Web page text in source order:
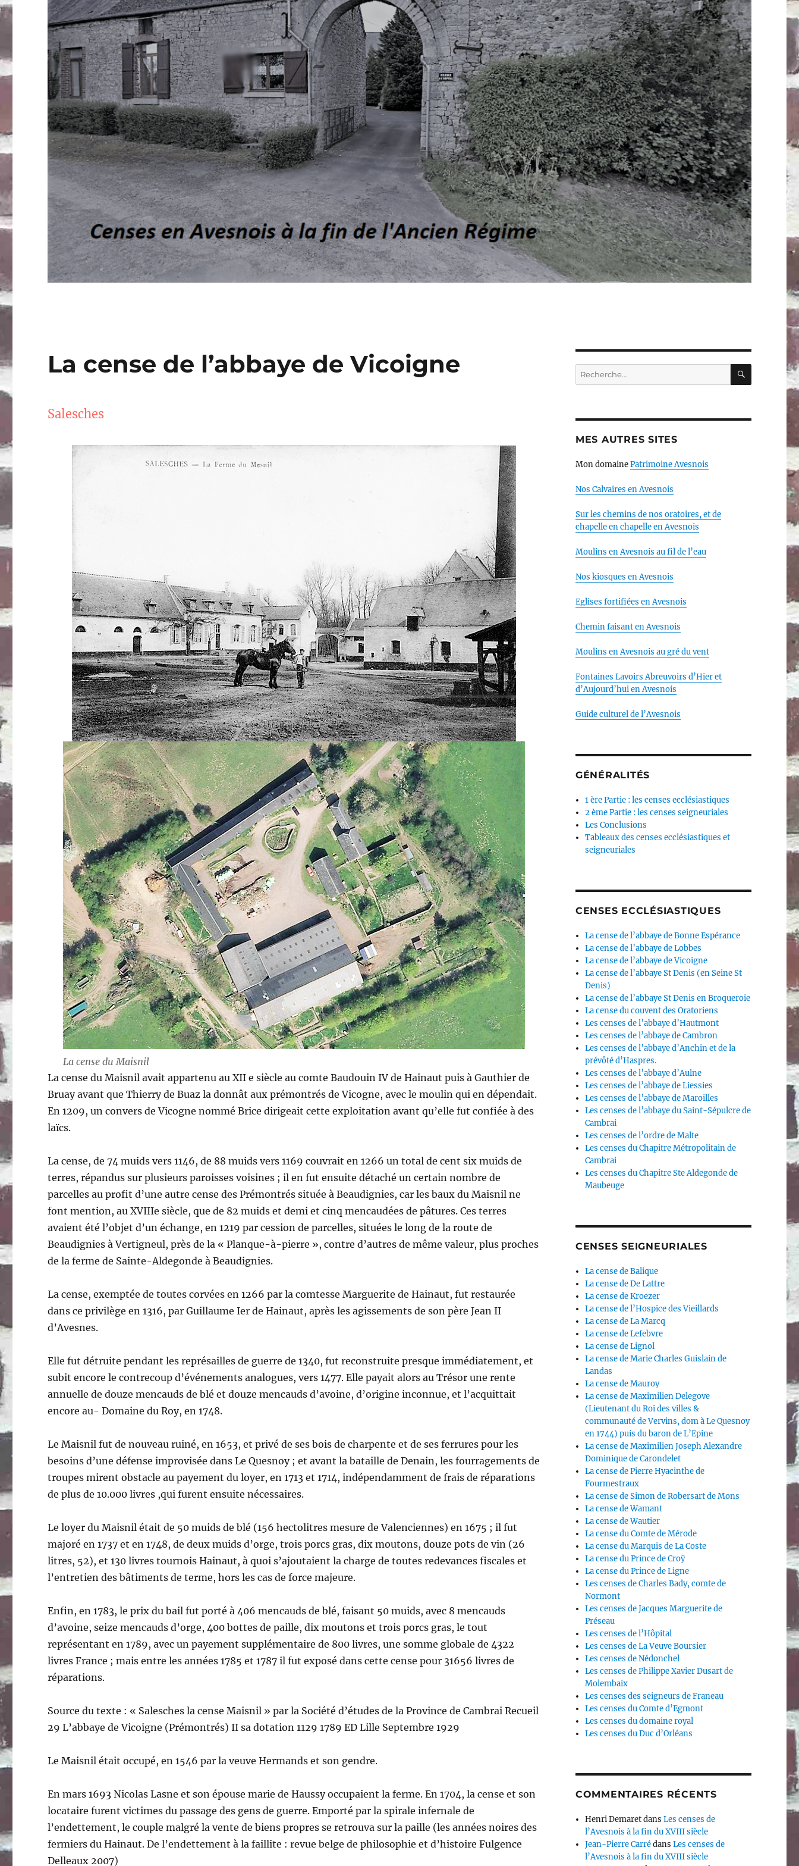
La cense de l’abbaye de Vicoigne
Salesches
La cense du Maisnil
La cense du Maisnil avait appartenu au XII e siècle au comte Baudouin IV de Hainaut puis à Gauthier de
Bruay avant que Thierry de Buaz la donnât aux prémontrés de Vicogne, avec le moulin qui en dépendait.
En 1209, un convers de Vicogne nommé Brice dirigeait cette exploitation avant qu’elle fut confiée à des
laïcs.
La cense, de 74 muids vers 1146, de 88 muids vers 1169 couvrait en 1266 un total de cent six muids de
terres, répandus sur plusieurs paroisses voisines ; il en fut ensuite détaché un certain nombre de
parcelles au profit d’une autre cense des Prémontrés située à Beaudignies, car les baux du Maisnil ne
font mention, au XVIIIe siècle, que de 82 muids et demi et cinq mencaudées de pâtures. Ces terres
avaient été l’objet d’un échange, en 1219 par cession de parcelles, situées le long de la route de
Beaudignies à Vertigneul, près de la « Planque-à-pierre », contre d’autres de même valeur, plus proches
de la ferme de Sainte-Aldegonde à Beaudignies.
La cense, exemptée de toutes corvées en 1266 par la comtesse Marguerite de Hainaut, fut restaurée
dans ce privilège en 1316, par Guillaume Ier de Hainaut, après les agissements de son père Jean II
d’Avesnes.
Elle fut détruite pendant les représailles de guerre de 1340, fut reconstruite presque immédiatement, et
subit encore le contrecoup d’événements analogues, vers 1477. Elle payait alors au Trésor une rente
annuelle de douze mencauds de blé et douze mencauds d’avoine, d’origine inconnue, et l’acquittait
encore au- Domaine du Roy, en 1748.
Le Maisnil fut de nouveau ruiné, en 1653, et privé de ses bois de charpente et de ses ferrures pour les
besoins d’une défense improvisée dans Le Quesnoy ; et avant la bataille de Denain, les fourragements de
troupes mirent obstacle au payement du loyer, en 1713 et 1714, indépendamment de frais de réparations
de plus de 10.000 livres ,qui furent ensuite nécessaires.
Le loyer du Maisnil était de 50 muids de blé (156 hectolitres mesure de Valenciennes) en 1675 ; il fut
majoré en 1737 et en 1748, de deux muids d’orge, trois porcs gras, dix moutons, douze pots de vin (26
litres, 52), et 130 livres tournois Hainaut, à quoi s’ajoutaient la charge de toutes redevances fiscales et
l’entretien des bâtiments de terme, hors les cas de force majeure.
Enfin, en 1783, le prix du bail fut porté à 406 mencauds de blé, faisant 50 muids, avec 8 mencauds
d’avoine, seize mencauds d’orge, 400 bottes de paille, dix moutons et trois porcs gras, le tout
représentant en 1789, avec un payement supplémentaire de 800 livres, une somme globale de 4322
livres France ; mais entre les années 1785 et 1787 il fut exposé dans cette cense pour 31656 livres de
réparations.
Source du texte : « Salesches la cense Maisnil » par la Société d’études de la Province de Cambrai Recueil
29 L’abbaye de Vicoigne (Prémontrés) II sa dotation 1129 1789 ED Lille Septembre 1929
Le Maisnil était occupé, en 1546 par la veuve Hermands et son gendre.
En mars 1693 Nicolas Lasne et son épouse marie de Haussy occupaient la ferme. En 1704, la cense et son
locataire furent victimes du passage des gens de guerre. Emporté par la spirale infernale de
l’endettement, le couple malgré la vente de biens propres se retrouva sur la paille (les années noires des
fermiers du Hainaut. De l’endettement à la faillite : revue belge de philosophie et d’histoire Fulgence
Delleaux 2007)
Recherche
pour :
MES AUTRES SITES
Mon domainePatrimoine Avesnois
Nos Calvaires en Avesnois
Sur les chemins de nos oratoires, et de
chapelle en chapelle en Avesnois
Moulins en Avesnois au fil de l’eau
Nos kiosques en Avesnois
Eglises fortifiées en Avesnois
Chemin faisant en Avesnois
Moulins en Avesnois au gré du vent
Fontaines Lavoirs Abreuvoirs d’Hier et
d’Aujourd’hui en Avesnois
Guide culturel de l’Avesnois
GÉNÉRALITÉS
1 ère Partie : les censes ecclésiastiques
2 ème Partie : les censes seigneuriales
Les Conclusions
Tableaux des censes ecclésiastiques et
seigneuriales
CENSES ECCLÉSIASTIQUES
La cense de l’abbaye de Bonne Espérance
La cense de l’abbaye de Lobbes
La cense de l’abbaye de Vicoigne
La cense de l’abbaye St Denis (en Seine St
Denis)
La cense de l’abbaye St Denis en Broqueroie
La cense du couvent des Oratoriens
Les censes de l’abbaye d’Hautmont
Les censes de l’abbaye de Cambron
Les censes de l’abbaye d’Anchin et de la
prévôté d’Haspres.
Les censes de l’abbaye d’Aulne
Les censes de l’abbaye de Liessies
Les censes de l’abbaye de Maroilles
Les censes de l’abbaye du Saint-Sépulcre de
Cambrai
Les censes de l’ordre de Malte
Les censes du Chapitre Métropolitain de
Cambrai
Les censes du Chapitre Ste Aldegonde de
Maubeuge
CENSES SEIGNEURIALES
La cense de Balique
La cense de De Lattre
La cense de Kroezer
La cense de l’Hospice des Vieillards
La cense de La Marcq
La cense de Lefebvre
La cense de Lignol
La cense de Marie Charles Guislain de
Landas
La cense de Mauroy
La cense de Maximilien Delegove
(Lieutenant du Roi des villes &
communauté de Vervins, dom à Le Quesnoy
en 1744) puis du baron de L’Epine
La cense de Maximilien Joseph Alexandre
Dominique de Carondelet
La cense de Pierre Hyacinthe de
Fourmestraux
La cense de Simon de Robersart de Mons
La cense de Wamant
La cense de Wautier
La cense du Comte de Mérode
La cense du Marquis de La Coste
La cense du Prince de Croÿ
La cense du Prince de Ligne
Les censes de Charles Bady, comte de
Normont
Les censes de Jacques Marguerite de
Préseau
Les censes de l’Hôpital
Les censes de La Veuve Boursier
Les censes de Nédonchel
Les censes de Philippe Xavier Dusart de
Molembaix
Les censes des seigneurs de Franeau
Les censes du Comte d’Egmont
Les censes du domaine royal
Les censes du Duc d’Orléans
COMMENTAIRES RÉCENTS
Henri DemaretdansLes censes de
l’Avesnois à la fin du XVIII siècle
Jean-Pierre CarrédansLes censes de
l’Avesnois à la fin du XVIII siècle